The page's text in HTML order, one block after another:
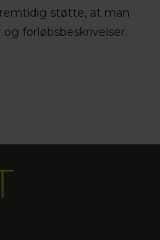
støtte, at man
forløbsbeskrivelser.